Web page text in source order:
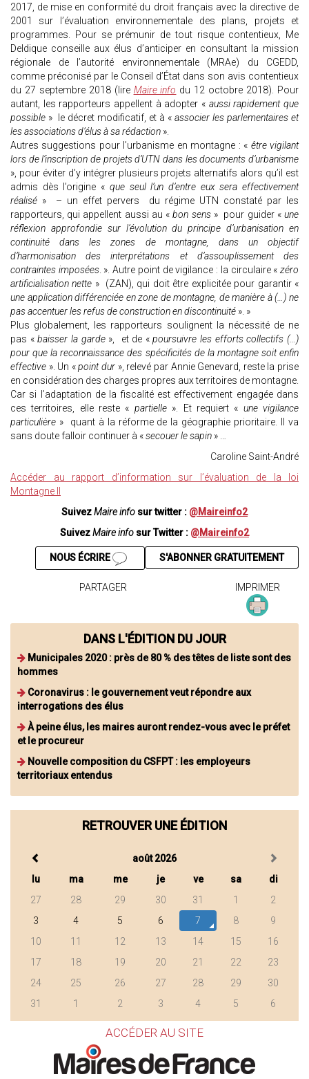
2017, de mise en conformité du droit français avec la directive de
2001 sur l’évaluation environnementale des plans, projets et
programmes. Pour se prémunir de tout risque contentieux, Me
Deldique conseille aux élus d’anticiper en consultant la mission
régionale de l’autorité environnementale (MRAe) du CGEDD,
comme préconisé par le Conseil d’État dans son avis contentieux
du 27 septembre 2018 (lire Maire info du 12 octobre 2018). Pour
autant, les rapporteurs appellent à adopter « aussi rapidement que
possible » le décret modificatif, et à « associer les parlementaires et
les associations d’élus à sa rédaction ».
Autres suggestions pour l’urbanisme en montagne : « être vigilant
lors de l’inscription de projets d’UTN dans les documents d’urbanisme
», pour éviter d’y intégrer plusieurs projets alternatifs alors qu’il est
admis dès l’origine « que seul l’un d’entre eux sera effectivement
réalisé » – un effet pervers du régime UTN constaté par les
rapporteurs, qui appellent aussi au «bon sens» pour guider «une
réflexion approfondie sur l’évolution du principe d’urbanisation en
continuité dans les zones de montagne, dans un objectif
d’harmonisation des interprétations et d’assouplissement des
contraintes imposées. ». Autre point de vigilance : la circulaire «zéro
artificialisation nette » (ZAN), qui doit être explicitée pour garantir «
une application différenciée en zone de montagne, de manière à (…) ne
pas accentuer les refus de construction en discontinuité ». »
Plus globalement, les rapporteurs soulignent la nécessité de ne
pas «baisser la garde », et de «poursuivre les efforts collectifs (…)
pour que la reconnaissance des spécificités de la montagne soit enfin
effective ». Un «point dur », relevé par Annie Genevard, reste la prise
en considération des charges propres aux territoires de montagne.
Car si l’adaptation de la fiscalité est effectivement engagée dans
ces territoires, elle reste « partielle». Et requiert « une vigilance
particulière » quant à la réforme de la géographie prioritaire. Il va
sans doute falloir continuer à «secouer le sapin » …
Caroline Saint-André
Accéder au rapport d’information sur l’évaluation de la loi
Montagne II
SuivezMaire info sur twitter : @Maireinfo2
SuivezMaire info sur Twitter : @Maireinfo2
S'ABONNER GRATUITEMENT
NOUS ÉCRIRE
PARTAGER IMPRIMER
DANS L'ÉDITION DU JOUR
Municipales 2020 : près de 80 % des têtes de liste sont des
hommes
Coronavirus : le gouvernement veut répondre aux
interrogations des élus
À peine élus, les maires auront rendez-vous avec le préfet
et le procureur
Nouvelle composition du CSFPT : les employeurs
territoriaux entendus
RETROUVER UNE ÉDITION
août 2026
lu
ma me je ve sa
di
27
28 29 30 31 1
2
3
4 5 6 7 8
9
10
11 12 13 14 15
16
17
18 19 20 21 22
23
24
25 26 27 28 29
30
31
1 2 3 4 5 6
ACCÉDER AU SITE